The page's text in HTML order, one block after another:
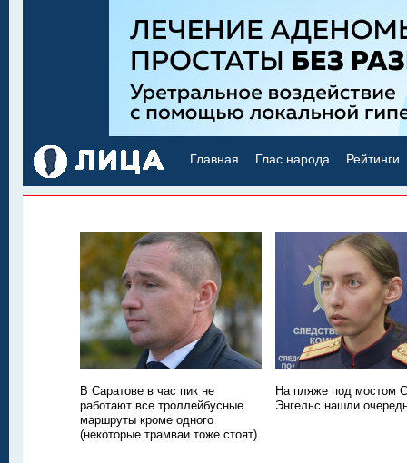
Главная Глас народа Рейтинги
В Саратове в час пик не
работают все троллейбусные
маршруты кроме одного
(некоторые трамваи тоже стоят)
На пляже под мостом
Энгельс нашли